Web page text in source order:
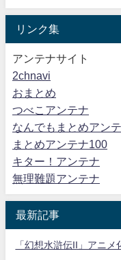
リンク集
アンテナサイト
2chnavi
おまとめ
つべこアンテナ
なんでもまとめアン
まとめアンテナ100
キター！アンテナ
無理難題アンテナ
最新記事
「幻想水滸伝II」アニ